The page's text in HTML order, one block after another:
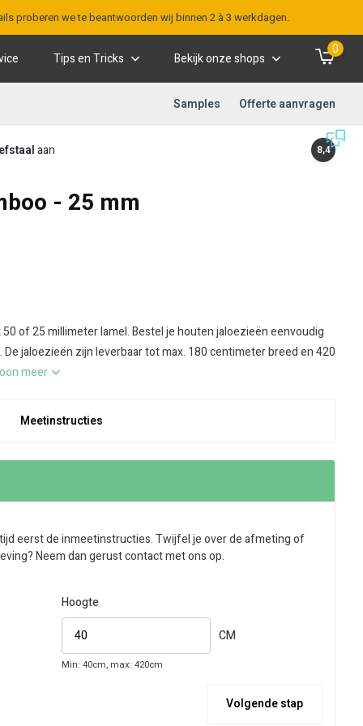
proberen we te beantwoorden wij binnen 2 à 3 werkdagen.
Tips en Tricks Bekijk onze shops
0
Samples Offerte aanvragen
aan 8,4
- 25 mm
of 25 millimeter lamel. Bestel je houten jaloezieën eenvoudig
jaloezieën zijn leverbaar tot max. 180 centimeter breed en 420
meer
Meetinstructies
eerst de inmeetinstructies. Twijfel je over de afmeting of
Neem dan gerust contact met ons op.
Hoogte
CM
Min: 40cm, max: 420cm
Volgende stap